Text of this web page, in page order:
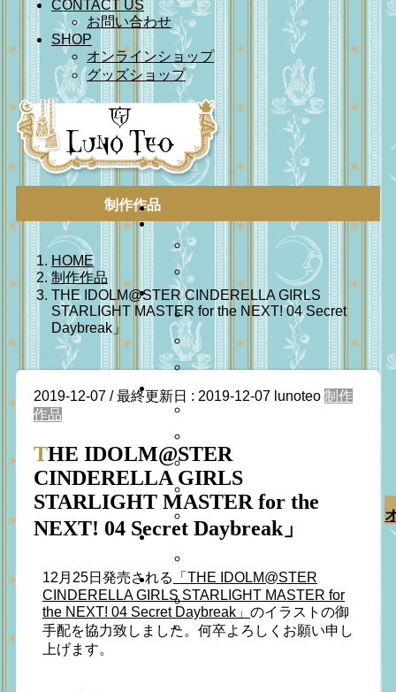
CONTACT US
お問い合わせ
SHOP
オンラインショップ
グッズショップ
制作作品
HOME
制作作品
THE IDOLM@STER CINDERELLA GIRLS
STARLIGHT MASTER for the NEXT! 04 Secret
Daybreak」
2019-12-07 / 最終更新日 : 2019-12-07 lunoteo 制作
作品
THE IDOLM@STER
CINDERELLA GIRLS
STARLIGHT MASTER for the
NEXT! 04 Secret Daybreak」
12月25日発売される
「THE IDOLM@STER
CINDERELLA GIRLS STARLIGHT MASTER for
the NEXT! 04 Secret Daybreak」 のイラストの御
手配を協力致しました。何卒よろしくお願い申し
上げます。